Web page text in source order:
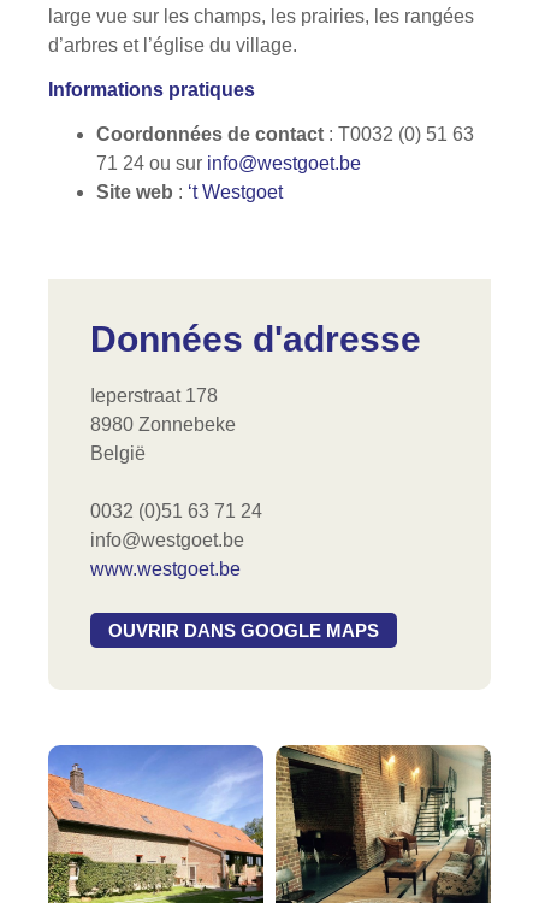
large vue sur les champs, les prairies, les rangées
d’arbres et l’église du village.
Informations pratiques
Coordonnées de contact : T0032 (0) 51 63
71 24 ou sur info@westgoet.be
Site web : ‘t Westgoet
Données d'adresse
Ieperstraat 178
8980 Zonnebeke
België
0032 (0)51 63 71 24
info@westgoet.be
www.westgoet.be
OUVRIR DANS GOOGLE MAPS